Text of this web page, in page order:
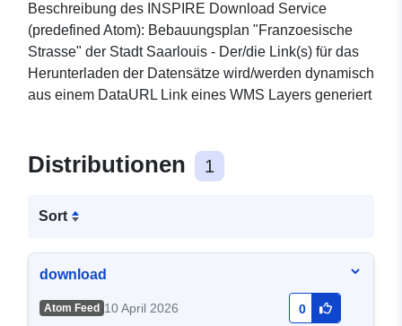
Beschreibung des INSPIRE Download Service
(predefined Atom): Bebauungsplan "Franzoesische
Strasse" der Stadt Saarlouis - Der/die Link(s) für das
Herunterladen der Datensätze wird/werden dynamisch
aus einem DataURL Link eines WMS Layers generiert
Distributionen 1
Sort
download
Atom Feed 10 April 2026 0